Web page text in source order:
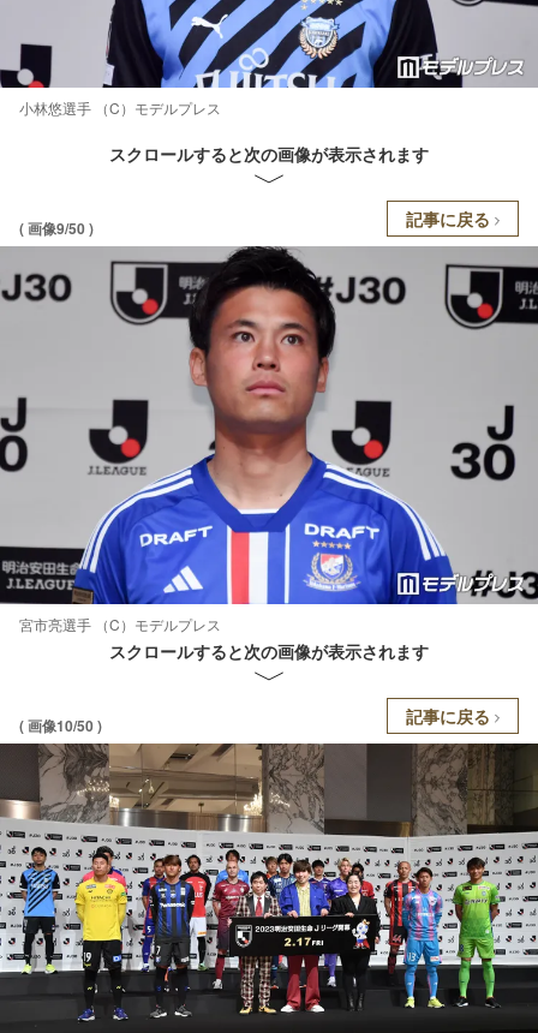
小林悠選手 （C）モデルプレス
スクロールすると次の画像が表示されます
( 画像9/50 ) 記事に戻る
宮市亮選手 （C）モデルプレス
スクロールすると次の画像が表示されます
( 画像10/50 ) 記事に戻る